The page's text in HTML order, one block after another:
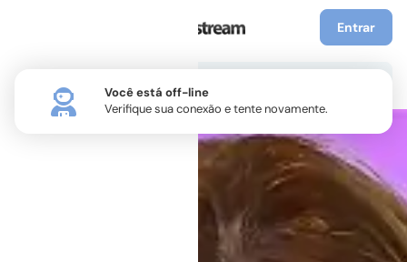
Entrar
Você está off-line
Verifique sua conexão e tente novamente.